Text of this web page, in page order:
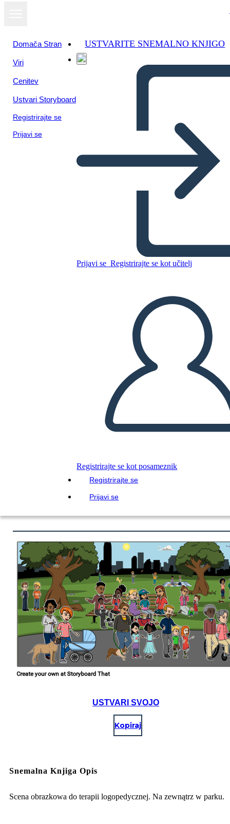
Domača Stran
Viri
Cenitev
Ustvari Storyboard
Registrirajte se
Prijavi se
USTVARITE SNEMALNO KNJIGO
Prijavi se Registrirajte se kot učitelj
Registrirajte se kot posameznik
Registrirajte se
Prijavi se
Scena Obrazkowa — Ogólne
Kopirajte to snemalno knjigo
USTVARITE SNEMALNO KNJIGO
PREBERI MI
Oglejte si kot
diaprojekcijo
USTVARI SVOJO
Kopiraj
Snemalna Knjiga Opis
Scena obrazkowa do terapii logopedycznej. Na zewnątrz w parku.